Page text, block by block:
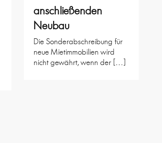
anschließenden
Neubau
Die Sonderabschreibung für
neue Mietimmobilien wird
nicht gewährt, wenn der […]